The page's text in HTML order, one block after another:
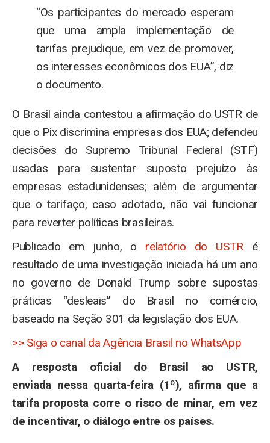
“Os participantes do mercado esperam
que uma ampla implementação de
tarifas prejudique, em vez de promover,
os interesses econômicos dos EUA”, diz
o documento.
O Brasil ainda contestou a afirmação do USTR de
que o Pix discrimina empresas dos EUA; defendeu
decisões do Supremo Tribunal Federal (STF)
usadas para sustentar suposto prejuízo às
empresas estadunidenses; além de argumentar
que o tarifaço, caso adotado, não vai funcionar
para reverter políticas brasileiras.
Publicado em junho, o relatório do USTR é
resultado de uma investigação iniciada há um ano
no governo de Donald Trump sobre supostas
práticas “desleais” do Brasil no comércio,
baseado na Seção 301 da legislação dos EUA.
>> Siga o canal da Agência Brasil no WhatsApp
A resposta oficial do Brasil ao USTR,
enviada nessa quarta-feira (1º), afirma que a
tarifa proposta corre o risco de minar, em vez
de incentivar, o diálogo entre os países.